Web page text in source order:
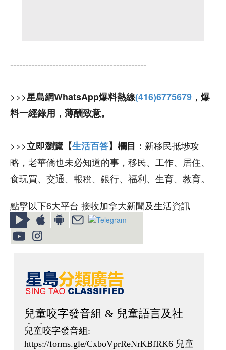
---------------------------------------------
>>>星島網WhatsApp爆料熱線(416)6775679 ，爆
料一經錄用，薄酬致意。
>>>立即瀏覽【生活百答】欄目： 新移民抵埗攻
略，老華僑也未必知道的事，移民、工作、居住、
食玩買、交通、報稅、銀行、福利、生育、教育。
點擊以下6大平台 接收加拿大新聞及生活資訊